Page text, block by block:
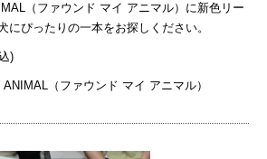
にも便利です。 Cloud7 スリーピン
ちらへ 「Cloud7」のスリーピン
ゃんの噛む本能を満たし、ストレス発散にぴ
ションが上がります。勢いよく走って駐車場
上がると、思った通り風もなく穏やかでキラ
広がりました。しばらく小豆浜の方まで続く
海や大型船を眺めたあと、愛犬の大好きな波
ンをしてくださっています）そんなところも
（ファウンド マイ アニマル）に新色リー
にぴったりの一本をお探しください。
)
（ファウンド マイ アニマル）